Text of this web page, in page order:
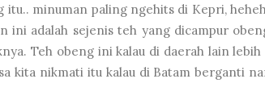
itu.. minuman paling ngehits di Kepri,
ini adalah sejenis teh yang dicampur
Teh obeng ini kalau di daerah lain
kita nikmati itu kalau di Batam berganti